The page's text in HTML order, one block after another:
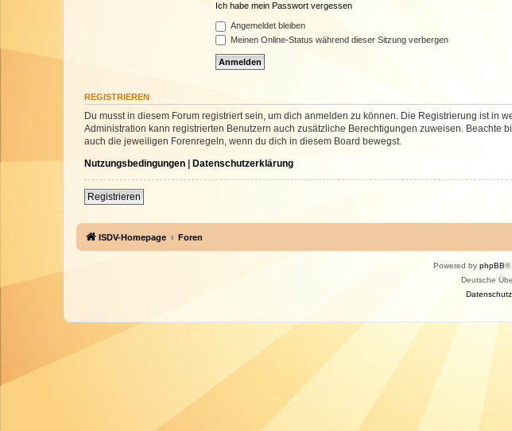
Ich habe mein Passwort vergessen
Angemeldet bleiben
Meinen Online-Status während dieser Sitzung verbergen
REGISTRIEREN
Du musst in diesem Forum registriert sein, um dich anmelden zu können. Die Registrierung ist
Administration kann registrierten Benutzern auch zusätzliche Berechtigungen zuweisen.
auch die jeweiligen Forenregeln, wenn du dich in diesem Board bewegst.
Nutzungsbedingungen | Datenschutzerklärung
Registrieren
ISDV-Homepage Foren
Powered by phpBB®
Deutsche
Datenschutz